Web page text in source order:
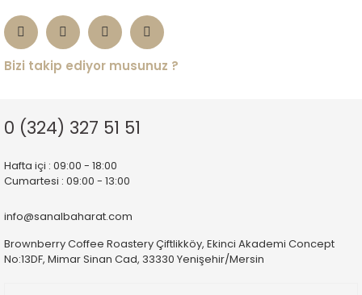
Bizi takip ediyor musunuz ?
0 (324) 327 51 51
Hafta içi : 09:00 - 18:00
Cumartesi : 09:00 - 13:00
info@sanalbaharat.com
Brownberry Coffee Roastery Çiftlikköy, Ekinci Akademi Concept
No:13DF, Mimar Sinan Cad, 33330 Yenişehir/Mersin